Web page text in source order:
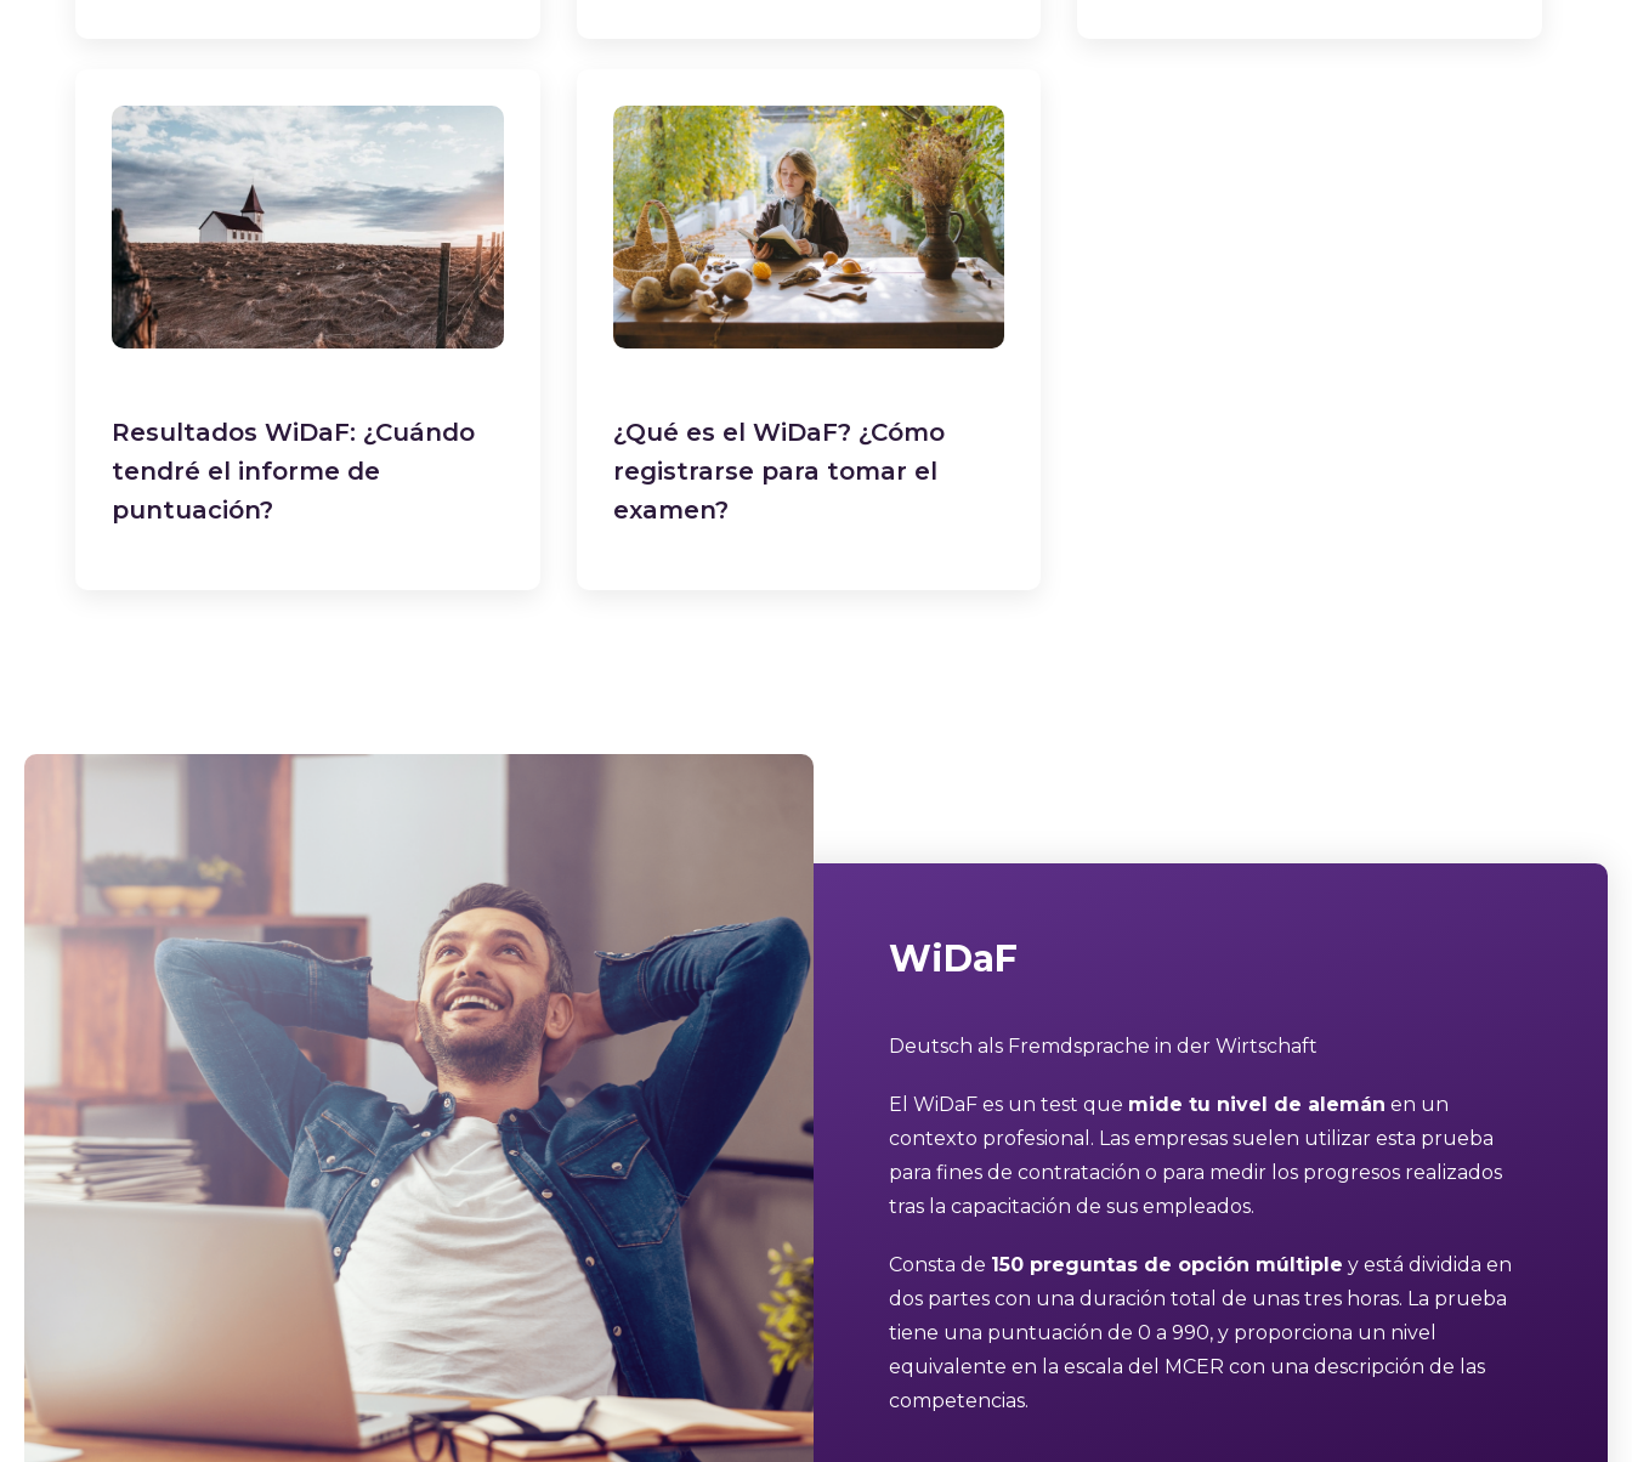
Resultados WiDaF: ¿Cuándo
tendré el informe de
puntuación?
¿Qué es el WiDaF? ¿Cómo
registrarse para tomar el
examen?
WiDaF
Deutsch als Fremdsprache in der Wirtschaft
El WiDaF es un test que mide tu nivel de alemán en un
contexto profesional. Las empresas suelen utilizar esta prueba
para fines de contratación o para medir los progresos realizados
tras la capacitación de sus empleados.
Consta de 150 preguntas de opción múltiple y está dividida en
dos partes con una duración total de unas tres horas. La prueba
tiene una puntuación de 0 a 990, y proporciona un nivel
equivalente en la escala del MCER con una descripción de las
competencias.